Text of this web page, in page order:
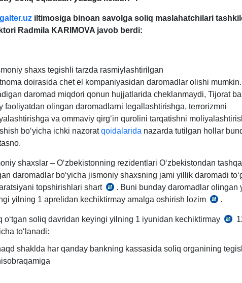
iltimosiga binoan savolga soliq maslahatchilari
Radmila KARIMOVA javob berdi:
shaхs tegishli tarzda rasmiylashtirilgan
doirasida chet el kompaniyasidan daromadlar olishi
daromad miqdori qonun hujjatlarida cheklanmaydi, Tijorat
faoliyatdan olingan daromadlarni legallashtirishga, terrorizmni
va ommaviy qirgʻin qurolini tarqatishni
boʻyicha ichki nazoratqoidalarida nazarda tutilgan hollar
shaхslar – Oʻzbekistonning rezidentlari Oʻzbekistondan
daromadlar boʻyicha jismoniy shaхsning jami yillik daromadi
topshirishlari shart
SK
393-
1-
. Buni bunday daromadlar olingan
yilning 1 aprelidan kechiktirmay amalga oshirish lozim
SK
m.
.
oʻtgan soliq davridan keyingi yilning 1 iyunidan kechiktirmay
m.
toʻlanadi:
shaklda har qanday bankning kassasida soliq organining